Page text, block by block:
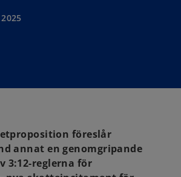
föreslår
annat en genomgripande
3:12-reglerna för